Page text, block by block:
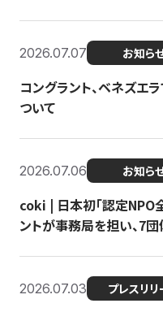
2026.07.07 お知ら
コングラント、ベネズエ
ついて
2026.07.06 お知ら
coki | 日本初「認定NPO
ントが事務局を担い、7
2026.07.03 プレスリリ